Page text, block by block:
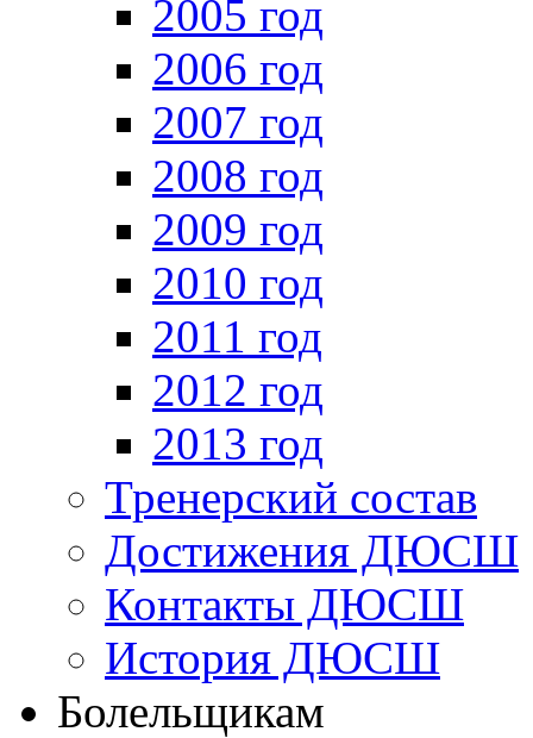
2005 год
2006 год
2007 год
2008 год
2009 год
2010 год
2011 год
2012 год
2013 год
Тренерский состав
Достижения ДЮСШ
Контакты ДЮСШ
История ДЮСШ
Болельщикам